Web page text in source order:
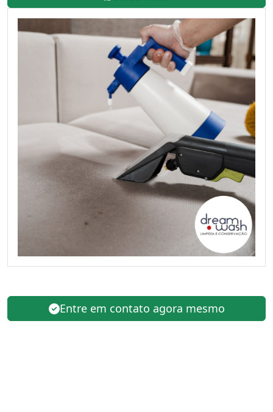
Entre em contato agora mesmo